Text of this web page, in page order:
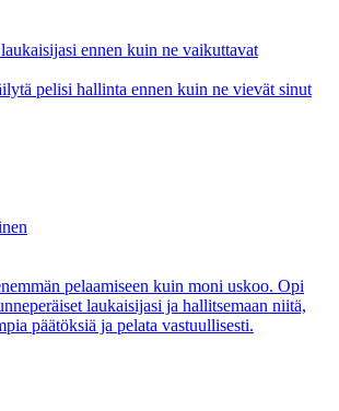
ennen kuin ne vaikuttavat
pelisi hallinta ennen kuin ne vievät sinut
pelaamiseen kuin moni uskoo. Opi
laukaisijasi ja hallitsemaan niitä,
päätöksiä ja pelata vastuullisesti.